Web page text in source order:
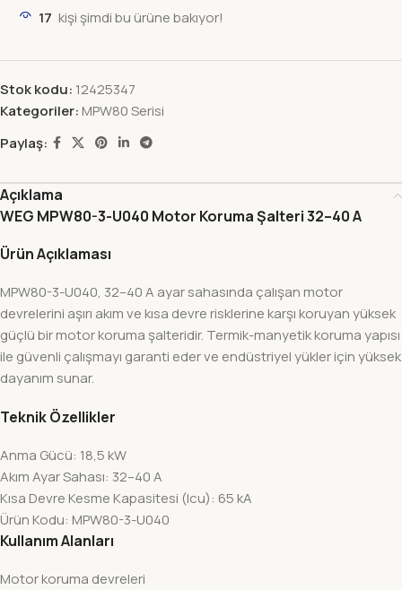
17 kişi şimdi bu ürüne bakıyor!
Stok kodu: 12425347
Kategoriler: MPW80 Serisi
Paylaş:
Açıklama
WEG MPW80-3-U040 Motor Koruma Şalteri 32–40 A
Ürün Açıklaması
MPW80-3-U040, 32–40 A ayar sahasında çalışan motor
devrelerini aşırı akım ve kısa devre risklerine karşı koruyan yüksek
güçlü bir motor koruma şalteridir. Termik-manyetik koruma yapısı
ile güvenli çalışmayı garanti eder ve endüstriyel yükler için yüksek
dayanım sunar.
Teknik Özellikler
Anma Gücü: 18,5 kW
Akım Ayar Sahası: 32–40 A
Kısa Devre Kesme Kapasitesi (Icu): 65 kA
Ürün Kodu: MPW80-3-U040
Kullanım Alanları
Motor koruma devreleri